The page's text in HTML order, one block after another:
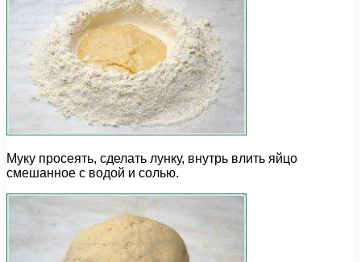
Муку просеять, сделать лунку, внутрь влить яйцо
смешанное с водой и солью.